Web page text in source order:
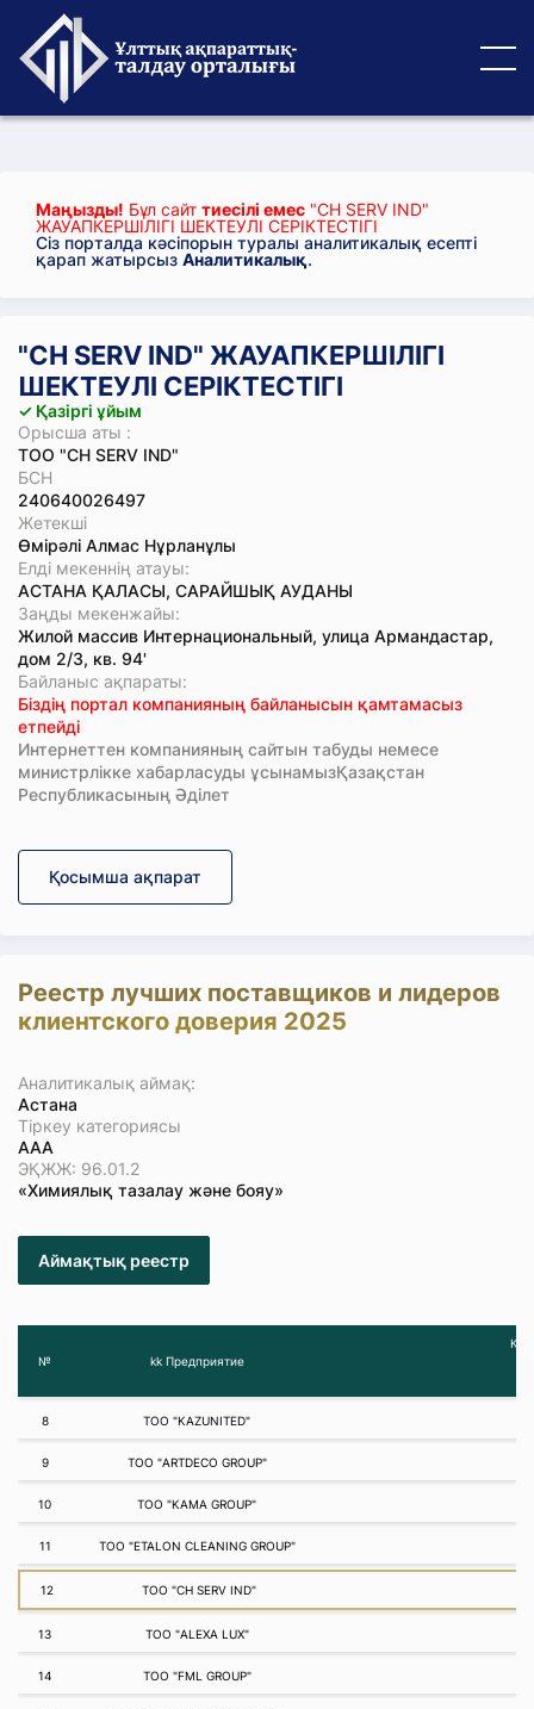
Маңызды! Бұл сайт тиесілі емес "CH SERV IND"
ЖАУАПКЕРШІЛІГІ ШЕКТЕУЛІ СЕРІКТЕСТІГІ
Сіз порталда кәсіпорын туралы аналитикалық есепті
қарап жатырсыз Аналитикалық.
"CH SERV IND" ЖАУАПКЕРШІЛІГІ
ШЕКТЕУЛІ СЕРІКТЕСТІГІ
✓ Қазіргі ұйым
Орысша аты :
ТОО "CH SERV IND"
БСН
240640026497
Жетекші
Өмірәлі Алмас Нұрланұлы
Елді мекеннің атауы:
АСТАНА ҚАЛАСЫ, САРАЙШЫҚ АУДАНЫ
Заңды мекенжайы:
Жилой массив Интернациональный, улица Армандастар,
дом 2/3, кв. 94'
Байланыс ақпараты:
Біздің портал компанияның байланысын қамтамасыз
етпейді
Интернеттен компанияның сайтын табуды немесе
министрлікке хабарласуды ұсынамызҚазақстан
Республикасының Әділет
Қосымша ақпарат
Реестр лучших поставщиков и лидеров
клиентского доверия 2025
Аналитикалық аймақ:
Астана
Тіркеу категориясы
ААА
ЭҚЖЖ: 96.01.2
«Химиялық тазалау және бояу»
Аймақтық реестр
№ kk Предприятие
8 ТОО "KAZUNITED"
9 ТОО "ARTDECO GROUP"
10 ТОО "KAMA GROUP"
11 ТОО "ETALON CLEANING GROUP"
12 ТОО "CH SERV IND"
13 ТОО "ALEXA LUX"
14 ТОО "FML GROUP"